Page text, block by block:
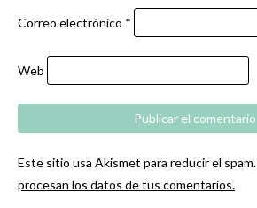
Correo electrónico *
Web
Este sitio usa Akismet para reducir el spam.
procesan los datos de tus comentarios.